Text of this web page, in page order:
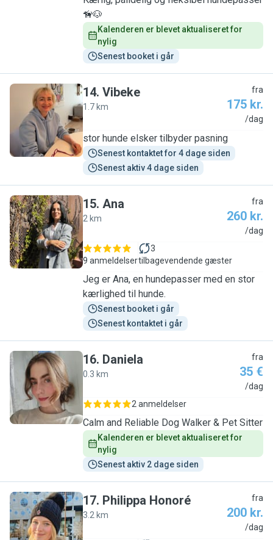
🦮🐶
Kalenderen er blevet aktualiseret for
nylig
Senest booket i går
V
14. Vibeke
1.7 km
fra
175 kr.
/dag
stor hunde elsker tilbyder pasning
Senest kontaktet for 4 dage siden
Senest aktiv 4 dage siden
A
15. Ana
2 km
fra
260 kr.
/dag
9 anmeldelser
3
tilbagevendende gæster
Jeg er Ana, en hundepasser med en stor
kærlighed til hunde.
Senest booket i går
Senest kontaktet i går
D
16. Daniela
0.3 km
fra
35 €
/dag
2 anmeldelser
Calm and Reliable Dog Walker & Pet Sitter
Kalenderen er blevet aktualiseret for
nylig
Senest aktiv 2 dage siden
P
17. Philippa Honoré
3.2 km
fra
200 kr.
/dag